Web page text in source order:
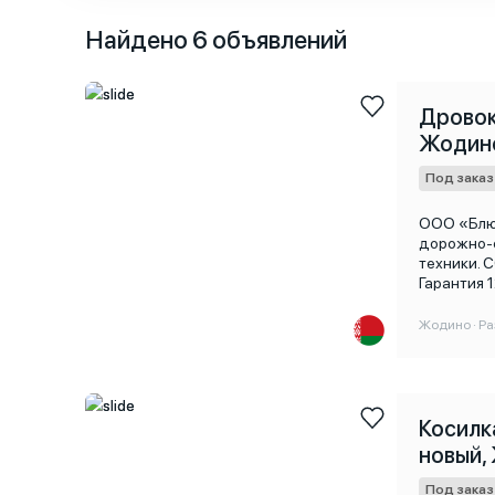
Найдено 6 объявлений
Под заказ
ООО
дорожно-
техники.
на заднюю
Высота :
Жодино ·
Под заказ